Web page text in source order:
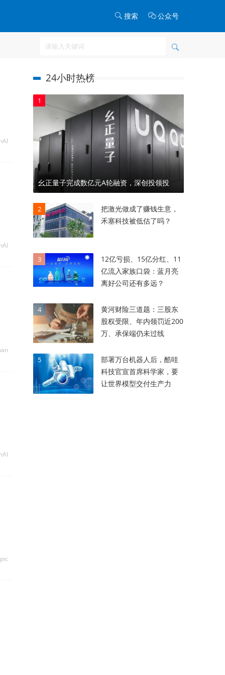
搜索 公众号
24小时热榜
1
幺正量子完成数亿元A轮融资，深创投领投
2
把激光做成了赚钱生意，
禾塞科技被低估了吗？
3
12亿亏损、15亿分红、11
亿流入家族口袋：蓝月亮
离好公司还有多远？
4
黄河财险三道题：三股东
股权受限、年内领罚近200
万、承保端仍未过线
5
部署万台机器人后，酷哇
科技官宣首席科学家，要
让世界模型交付生产力